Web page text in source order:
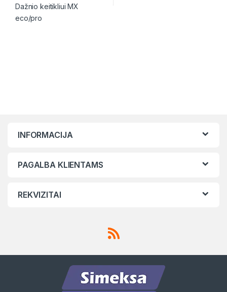
Dažnio keitikliui MX
eco/pro
INFORMACIJA
PAGALBA KLIENTAMS
REKVIZITAI